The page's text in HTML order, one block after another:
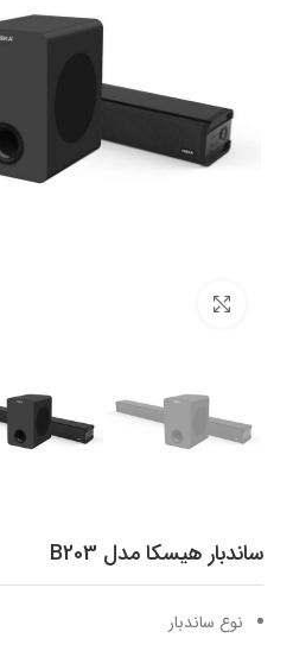
ساندبار هیسکا مدل B203
نوع ساندبار